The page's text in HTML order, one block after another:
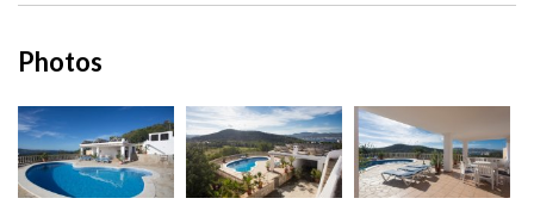
Photos